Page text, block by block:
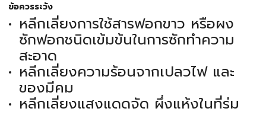
ข้อควรระวัง
หลีกเลี่ยงการใช้สารฟอกขาว หรือผง
ซักฟอกชนิดเข้มข้นในการซักทำความ
สะอาด
หลีกเลี่ยงความร้อนจากเปลวไฟ และ
ของมีคม
หลีกเลี่ยงแสงแดดจัด ผึ่งแห้งในที่ร่ม